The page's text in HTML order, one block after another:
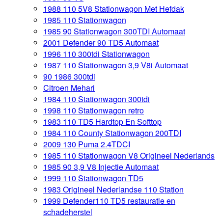
1988 110 5V8 Stationwagon Met Hefdak
1985 110 Stationwagon
1985 90 Stationwagon 300TDI Automaat
2001 Defender 90 TD5 Automaat
1996 110 300tdi Stationwagon
1987 110 Stationwagon 3,9 V8i Automaat
90 1986 300tdi
Citroen Mehari
1984 110 Stationwagon 300tdi
1998 110 Stationwagon retro
1983 110 TD5 Hardtop En Softtop
1984 110 County Stationwagon 200TDI
2009 130 Puma 2.4TDCI
1985 110 Stationwagon V8 Origineel Nederlands
1985 90 3,9 V8 Injectie Automaat
1999 110 Stationwagon TD5
1983 Origineel Nederlandse 110 Station
1999 Defender110 TD5 restauratie en
schadeherstel